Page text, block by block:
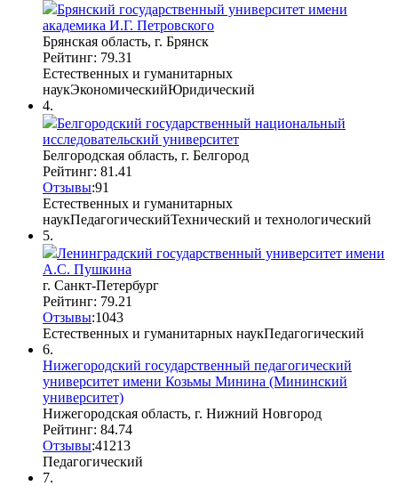
Брянский государственный университет имени
академика И.Г. Петровского
Брянская область, г. Брянск
Рейтинг: 79.31
Естественных и гуманитарных
наукЭкономическийЮридический
4.
Белгородский государственный национальный
исследовательский университет
Белгородская область, г. Белгород
Рейтинг: 81.41
Отзывы:91
Естественных и гуманитарных
наукПедагогическийТехнический и технологический
5.
Ленинградский государственный университет имени
А.С. Пушкина
г. Санкт-Петербург
Рейтинг: 79.21
Отзывы:1043
Естественных и гуманитарных наукПедагогический
6.
Нижегородский государственный педагогический
университет имени Козьмы Минина (Мининский
университет)
Нижегородская область, г. Нижний Новгород
Рейтинг: 84.74
Отзывы:41 213
Педагогический
7.